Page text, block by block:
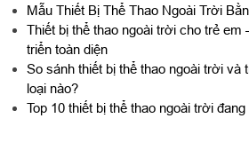
Mẫu Thiết Bị Thể Thao Ngoài Trời
Thiết bị thể thao ngoài trời cho trẻ em
triển toàn diện
So sánh thiết bị thể thao ngoài trời và
loại nào?
Top 10 thiết bị thể thao ngoài trời